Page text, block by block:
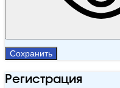
Сохранить
Регистрация